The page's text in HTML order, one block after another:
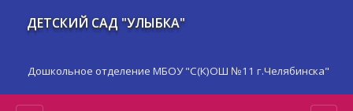
ДЕТСКИЙ САД "УЛЫБКА"
Дошкольное отделение МБОУ "С(К)ОШ №11 г.Челябинска"